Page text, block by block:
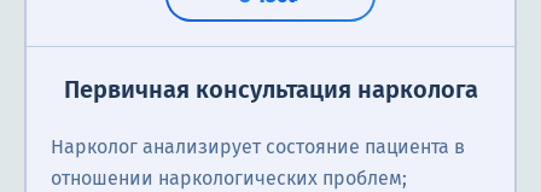
Первичная консультация нарколога
Нарколог анализирует состояние пациента в
отношении наркологических проблем;